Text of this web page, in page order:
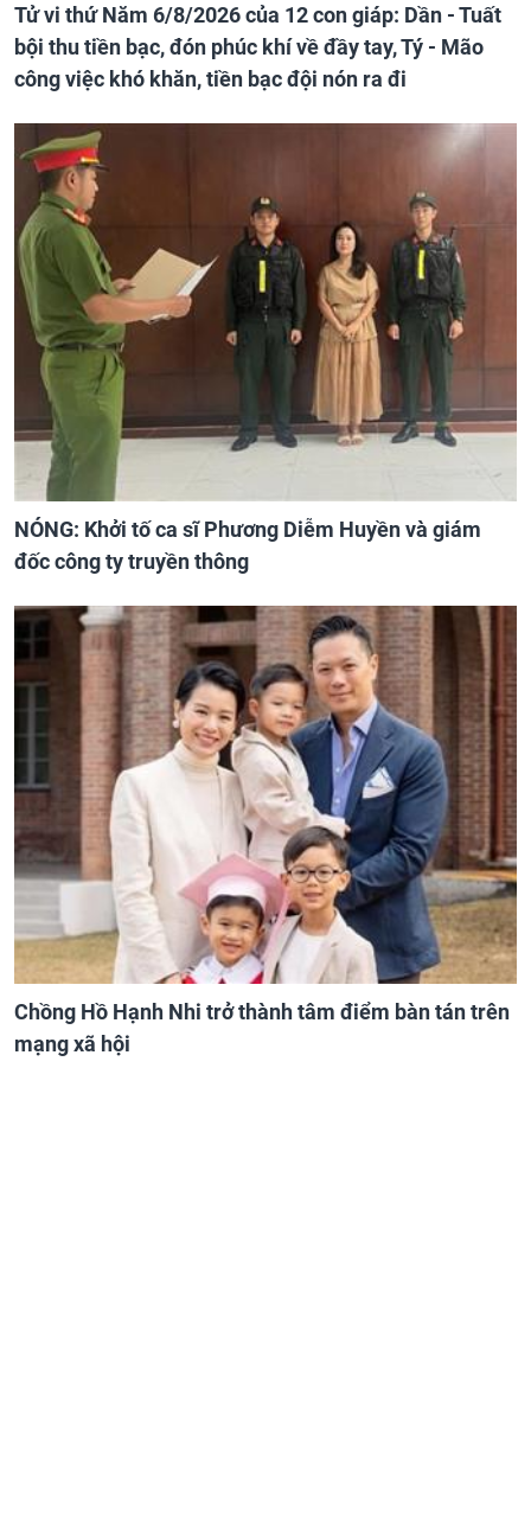
Tử vi thứ Năm 6/8/2026 của 12 con giáp: Dần - Tuất
bội thu tiền bạc, đón phúc khí về đầy tay, Tý - Mão
công việc khó khăn, tiền bạc đội nón ra đi
NÓNG: Khởi tố ca sĩ Phương Diễm Huyền và giám
đốc công ty truyền thông
Chồng Hồ Hạnh Nhi trở thành tâm điểm bàn tán trên
mạng xã hội